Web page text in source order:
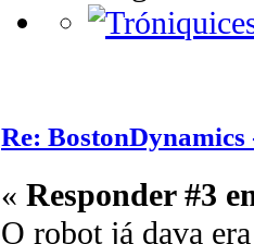
Re:
« Responder #3
O robot já dava